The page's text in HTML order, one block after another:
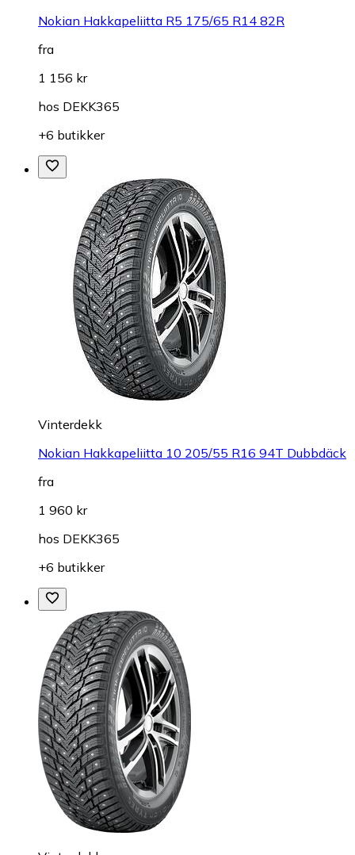
Nokian Hakkapeliitta R5 175/65 R14 82R
fra
1 156 kr
hos DEKK365
+6 butikker
Vinterdekk
Nokian Hakkapeliitta 10 205/55 R16 94T Dubbdäck
fra
1 960 kr
hos DEKK365
+6 butikker